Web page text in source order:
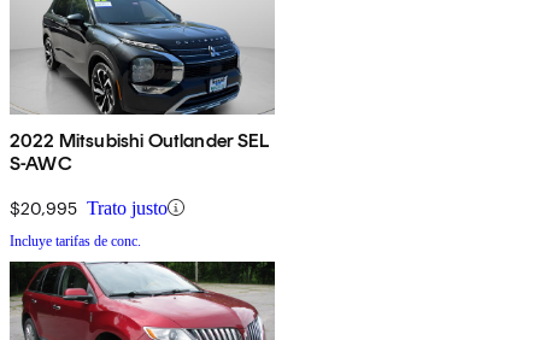
2022 Mitsubishi Outlander SEL
S-AWC
$20,995 Trato justo
Incluye tarifas de conc.